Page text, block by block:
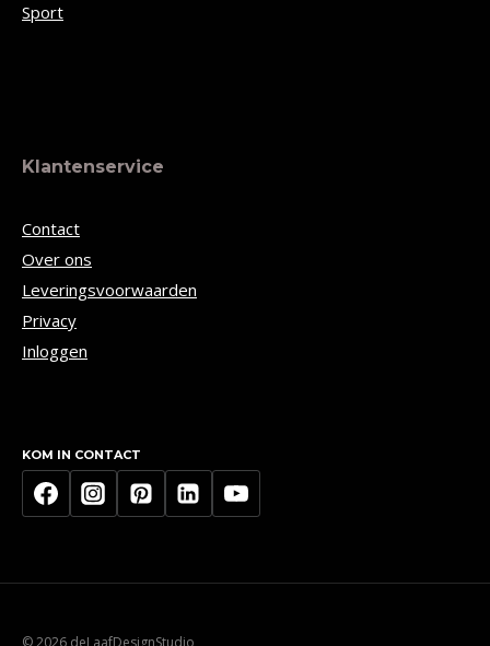
Sport
Klantenservice
Contact
Over ons
Leveringsvoorwaarden
Privacy
Inloggen
KOM IN CONTACT